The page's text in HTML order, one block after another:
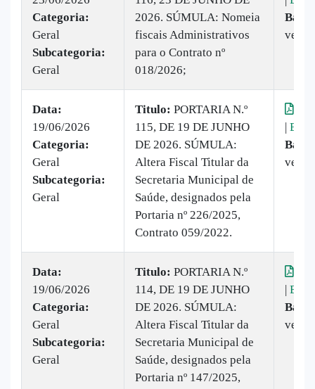
Categoria:
Geral
Subcategoria:
Geral
2026. SÚMULA: Nomeia
fiscais Administrativos
para o Contrato nº
018/2026;
vezes
Data:
19/06/2026
Categoria:
Geral
Subcategoria:
Geral
Titulo: PORTARIA N.º
115, DE 19 DE JUNHO
DE 2026. SÚMULA:
Altera Fiscal Titular da
Secretaria Municipal de
Saúde, designados pela
Portaria nº 226/2025,
Contrato 059/2022.
|
vezes
Data:
19/06/2026
Categoria:
Geral
Subcategoria:
Geral
Titulo: PORTARIA N.º
114, DE 19 DE JUNHO
DE 2026. SÚMULA:
Altera Fiscal Titular da
Secretaria Municipal de
Saúde, designados pela
Portaria nº 147/2025,
|
vezes